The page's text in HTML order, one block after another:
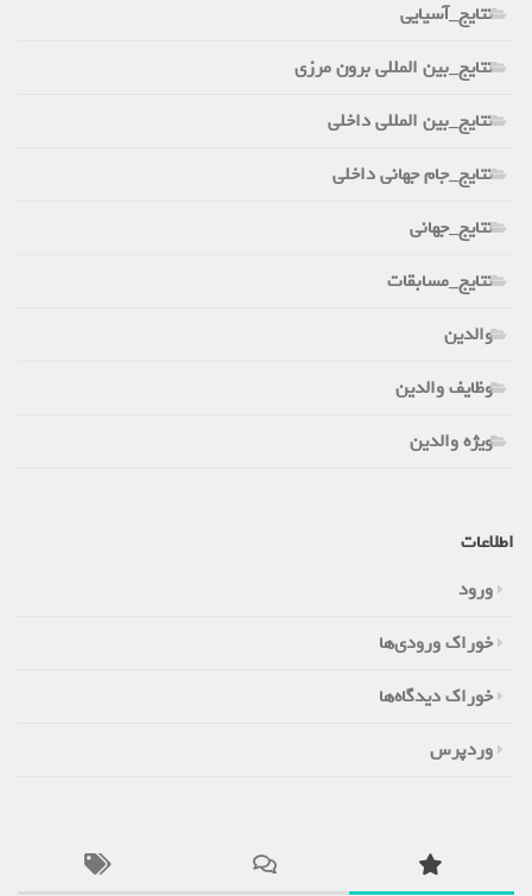
نتایج_آسیایی
نتایج_بین المللی برون مرزی
نتایج_بین المللی داخلی
نتایج_جام جهانی داخلی
نتایج_جهانی
نتایج_مسابقات
والدین
وظایف والدین
ویژه والدین
اطلاعات
ورود
خوراک ورودی‌ها
خوراک دیدگاه‌ها
وردپرس